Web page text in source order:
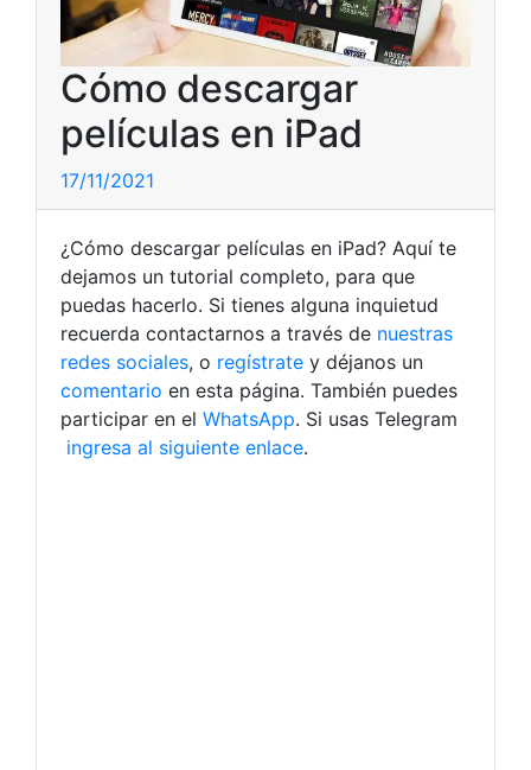
Cómo descargar
películas en iPad
17/11/2021
¿Cómo descargar películas en iPad? Aquí te
dejamos un tutorial completo, para que
puedas hacerlo. Si tienes alguna inquietud
recuerda contactarnos a través de nuestras
redes sociales, o regístrate y déjanos un
comentario en esta página. También puedes
participar en el WhatsApp. Si usas Telegram
ingresa al siguiente enlace.